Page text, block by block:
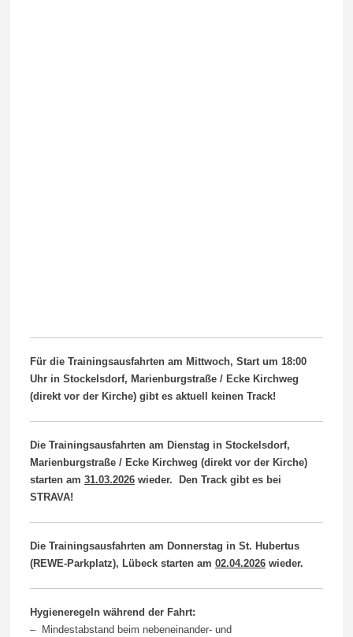
Für die Trainingsausfahrten am Mittwoch, Start um 18:00
Uhr in Stockelsdorf, Marienburgstraße / Ecke Kirchweg
(direkt vor der Kirche) gibt es aktuell keinen Track!
Die Trainingsausfahrten am Dienstag in Stockelsdorf,
Marienburgstraße / Ecke Kirchweg (direkt vor der Kirche)
starten am 31.03.2026wieder. Den Track gibt es bei
STRAVA!
Die Trainingsausfahrten am Donnerstag in St. Hubertus
(REWE-Parkplatz), Lübeck starten am 02.04.2026wieder.
Hygieneregeln während der Fahrt:
– Mindestabstand beim nebeneinander- und